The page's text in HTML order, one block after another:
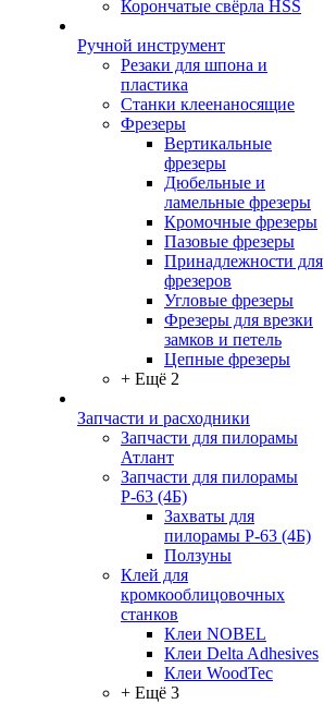
Корончатые свёрла HSS
Ручной инструмент
Резаки для шпона и
пластика
Станки клеенаносящие
Фрезеры
Вертикальные
фрезеры
Дюбельные и
ламельные фрезеры
Кромочные фрезеры
Пазовые фрезеры
Принадлежности для
фрезеров
Угловые фрезеры
Фрезеры для врезки
замков и петель
Цепные фрезеры
+ Ещё 2
Запчасти и расходники
Запчасти для пилорамы
Атлант
Запчасти для пилорамы
Р-63 (4Б)
Захваты для
пилорамы Р-63 (4Б)
Ползуны
Клей для
кромкооблицовочных
станков
Клеи NOBEL
Клеи Delta Adhesives
Клеи WoodTec
+ Ещё 3